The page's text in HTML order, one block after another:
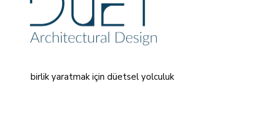
birlik yaratmak için düetsel yolculuk